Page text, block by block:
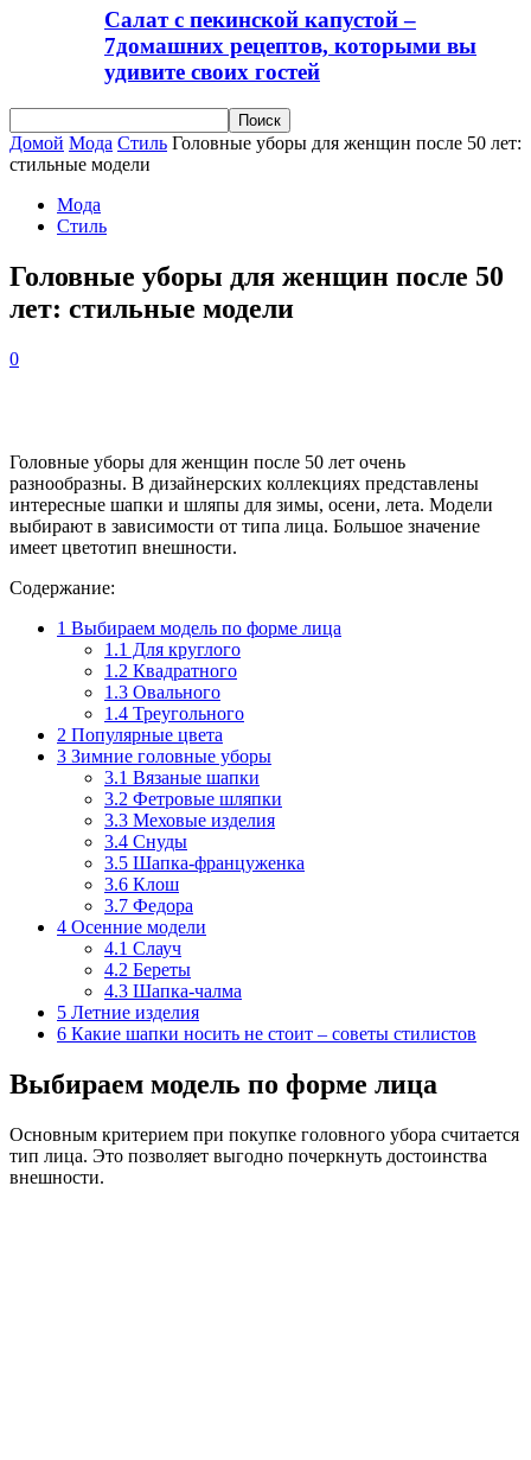
Салат с пекинской капустой –
7домашних рецептов, которыми вы
удивите своих гостей
Домой Мода Стиль Головные уборы для женщин после 50 лет:
стильные модели
Мода
Стиль
Головные уборы для женщин после 50
лет: стильные модели
0
Головные уборы для женщин после 50 лет очень
разнообразны. В дизайнерских коллекциях представлены
интересные шапки и шляпы для зимы, осени, лета. Модели
выбирают в зависимости от типа лица. Большое значение
имеет цветотип внешности.
Содержание:
1 Выбираем модель по форме лица
1.1 Для круглого
1.2 Квадратного
1.3 Овального
1.4 Треугольного
2 Популярные цвета
3 Зимние головные уборы
3.1 Вязаные шапки
3.2 Фетровые шляпки
3.3 Меховые изделия
3.4 Снуды
3.5 Шапка-француженка
3.6 Клош
3.7 Федора
4 Осенние модели
4.1 Слауч
4.2 Береты
4.3 Шапка-чалма
5 Летние изделия
6 Какие шапки носить не стоит – советы стилистов
Выбираем модель по форме лица
Основным критерием при покупке головного убора считается
тип лица. Это позволяет выгодно почеркнуть достоинства
внешности.